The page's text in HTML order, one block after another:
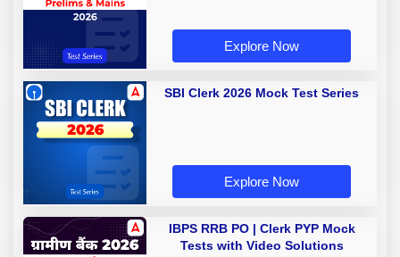
Explore Now
SBI Clerk 2026 Mock Test Series
Explore Now
IBPS RRB PO | Clerk PYP Mock
Tests with Video Solutions